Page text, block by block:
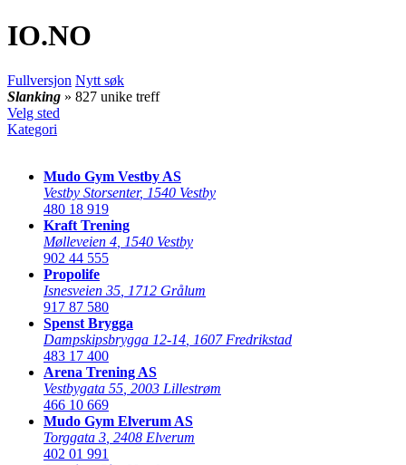
IO.NO
Fullversjon Nytt søk
Slanking » 827 unike treff
Velg sted
Kategori
Mudo Gym Vestby AS
Vestby Storsenter, 1540 Vestby
480 18 919
Kraft Trening
Mølleveien 4 1540 Vestby
902 44 555
Propolife
Isnesveien 35 1712 Grålum
917 87 580
Spenst Brygga
Dampskipsbrygga 12-14 1607 Fredrikstad
483 17 400
Arena Trening AS
Vestbygata 55 2003 Lillestrøm
466 10 669
Mudo Gym Elverum AS
Torggata 3 2408 Elverum
402 01 991